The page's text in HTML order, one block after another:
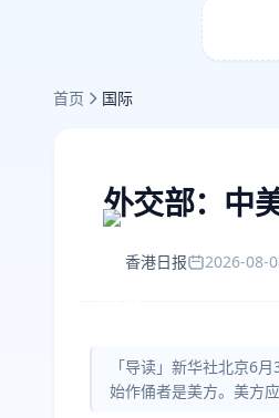
首页 国际
外交部：中
香港日报 2026-08-
「导读」新华社北京6
始作俑者是美方。美方